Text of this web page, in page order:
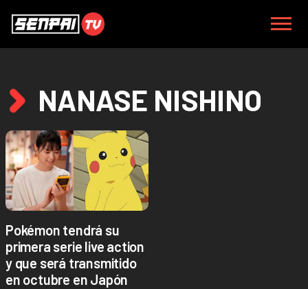
NANASE NISHINO
Pokémon tendrá su
primera serie live action
y que será transmitido
en octubre en Japón